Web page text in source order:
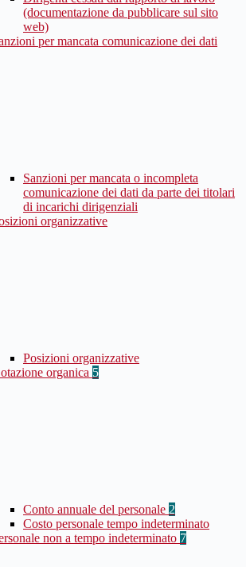
(documentazione da pubblicare sul sito
web)
per mancata comunicazione dei dati
Sanzioni per mancata o incompleta
comunicazione dei dati da parte dei titolari
di incarichi dirigenziali
organizzative
Posizioni organizzative
organica 5
Conto annuale del personale 2
Costo personale tempo indeterminato
non a tempo indeterminato 7